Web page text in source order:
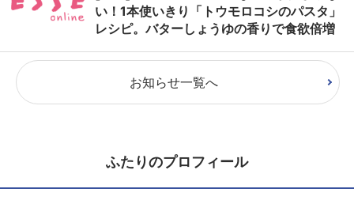
い！1本使いきり「トウモロコシのパスタ」
レシピ。バターしょうゆの香りで食欲倍増
お知らせ一覧へ
ふたりのプロフィール